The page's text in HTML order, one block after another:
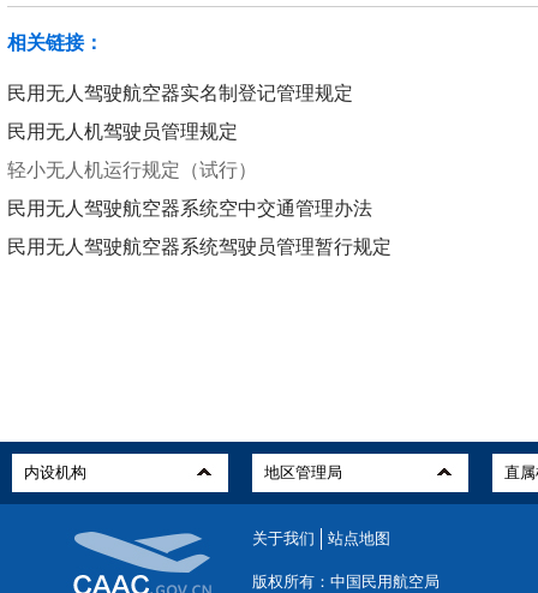
相关链接：
民用无人驾驶航空器实名制登记管理规定
民用无人机驾驶员管理规定
轻小无人机运行规定（试行）
民用无人驾驶航空器系统空中交通管理办法
民用无人驾驶航空器系统驾驶员管理暂行规定
关于我们 站点地图
版权所有：中国民用航空局